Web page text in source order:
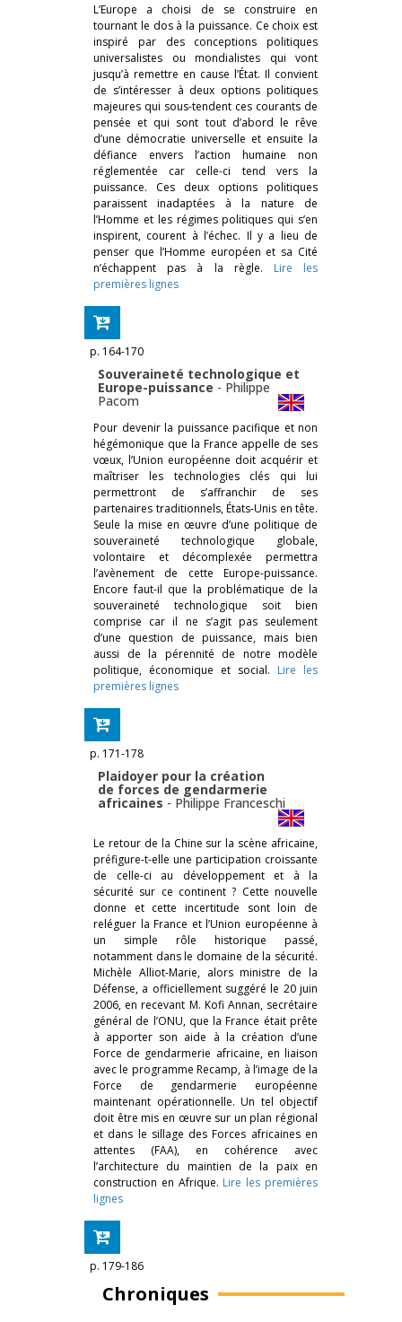
L’Europe a choisi de se construire en
tournant le dos à la puissance. Ce choix est
inspiré par des conceptions politiques
universalistes ou mondialistes qui vont
jusqu’à remettre en cause l’État. Il convient
de s’intéresser à deux options politiques
majeures qui sous-tendent ces courants de
pensée et qui sont tout d’abord le rêve
d’une démocratie universelle et ensuite la
défiance envers l’action humaine non
réglementée car celle-ci tend vers la
puissance. Ces deux options politiques
paraissent inadaptées à la nature de
l’Homme et les régimes politiques qui s’en
inspirent, courent à l’échec. Il y a lieu de
penser que l’Homme européen et sa Cité
n’échappent pas à la règle. Lire les
premières lignes
p. 164-170
Souveraineté technologique et
Europe-puissance - Philippe
Pacom
Pour devenir la puissance pacifique et non
hégémonique que la France appelle de ses
vœux, l’Union européenne doit acquérir et
maîtriser les technologies clés qui lui
permettront de s’affranchir de ses
partenaires traditionnels, États-Unis en tête.
Seule la mise en œuvre d’une politique de
souveraineté technologique globale,
volontaire et décomplexée permettra
l’avènement de cette Europe-puissance.
Encore faut-il que la problématique de la
souveraineté technologique soit bien
comprise car il ne s’agit pas seulement
d’une question de puissance, mais bien
aussi de la pérennité de notre modèle
politique, économique et social. Lire les
premières lignes
p. 171-178
Plaidoyer pour la création
de forces de gendarmerie
africaines - Philippe Franceschi
Le retour de la Chine sur la scène africaine,
préfigure-t-elle une participation croissante
de celle-ci au développement et à la
sécurité sur ce continent ? Cette nouvelle
donne et cette incertitude sont loin de
reléguer la France et l’Union européenne à
un simple rôle historique passé,
notamment dans le domaine de la sécurité.
Michèle Alliot-Marie, alors ministre de la
Défense, a officiellement suggéré le 20 juin
2006, en recevant M. Kofi Annan, secrétaire
général de l’ONU, que la France était prête
à apporter son aide à la création d’une
Force de gendarmerie africaine, en liaison
avec le programme Recamp, à l’image de la
Force de gendarmerie européenne
maintenant opérationnelle. Un tel objectif
doit être mis en œuvre sur un plan régional
et dans le sillage des Forces africaines en
attentes (FAA), en cohérence avec
l’architecture du maintien de la paix en
construction en Afrique. Lire les premières
lignes
p. 179-186
Chroniques